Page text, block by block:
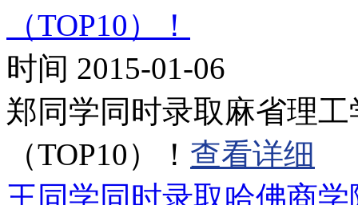
（TOP10）！
时间 2015-01-06
郑同学同时录取麻省理
（TOP10）！ 查看详细
王同学同时录取哈佛商